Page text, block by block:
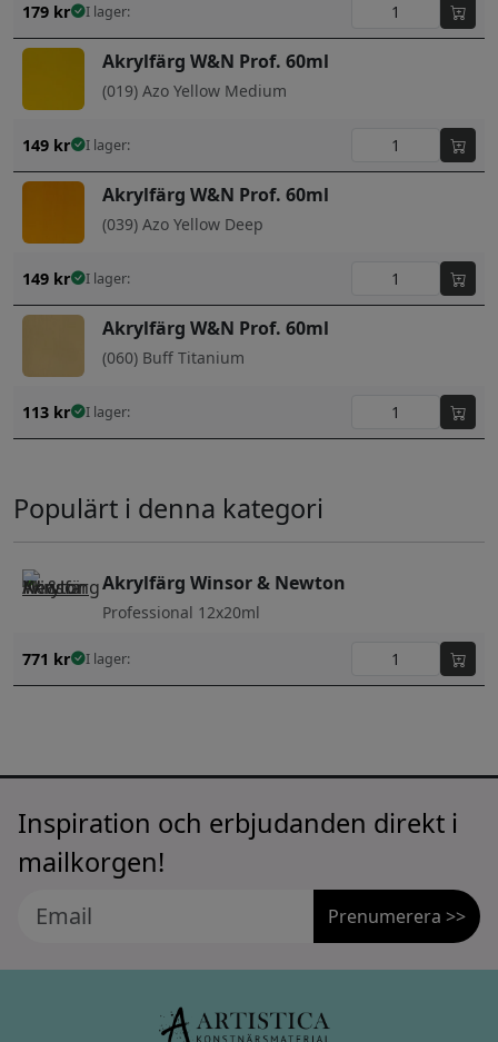
179 kr I lager:
Akrylfärg W&N Prof. 60ml
(019) Azo Yellow Medium
149 kr I lager:
Akrylfärg W&N Prof. 60ml
(039) Azo Yellow Deep
149 kr I lager:
Akrylfärg W&N Prof. 60ml
(060) Buff Titanium
113 kr I lager:
Populärt i denna kategori
Akrylfärg Winsor & Newton
Professional 12x20ml
771 kr I lager:
Inspiration och erbjudanden direkt i
mailkorgen!
Prenumerera >>